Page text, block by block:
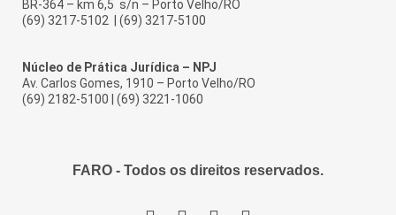
BR-364 – km 6,5 s/n – Porto Velho/RO
(69) 3217-5102 | (69) 3217-5100
Núcleo de Prática Jurídica – NPJ
Av. Carlos Gomes, 1910 – Porto Velho/RO
(69) 2182-5100 | (69) 3221-1060
FARO - Todos os direitos reservados.